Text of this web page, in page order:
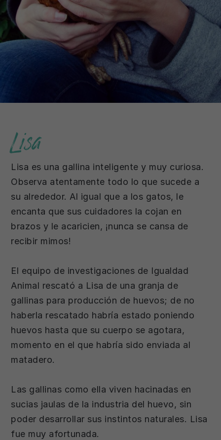
Lisa
Lisa es una gallina inteligente y muy curiosa.
Observa atentamente todo lo que sucede a
su alrededor. Al igual que a los gatos, le
encanta que sus cuidadores la cojan en
brazos y le acaricien, ¡nunca se cansa de
recibir mimos!
El equipo de investigaciones de Igualdad
Animal rescató a Lisa de una granja de
gallinas para producción de huevos; de no
haberla rescatado habría estado poniendo
huevos hasta que su cuerpo se agotara,
momento en el que habría sido enviada al
matadero.
Las gallinas como ella viven hacinadas en
sucias jaulas de la industria del huevo, sin
poder desarrollar sus instintos naturales. Lisa
fue muy afortunada.